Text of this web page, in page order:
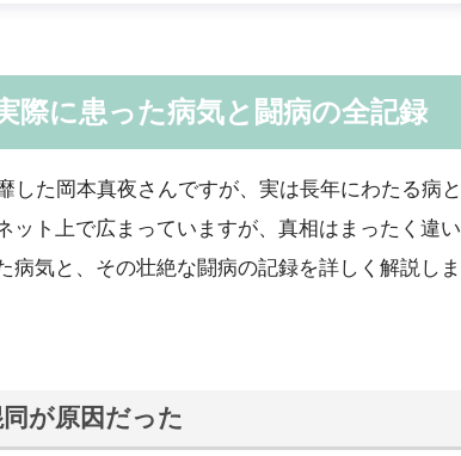
際に患った病気と闘病の全記録
した岡本真夜さんですが、実は長年にわたる病と
ット上で広まっていますが、真相はまったく違い
病気と、その壮絶な闘病の記録を詳しく解説しま
が原因だった